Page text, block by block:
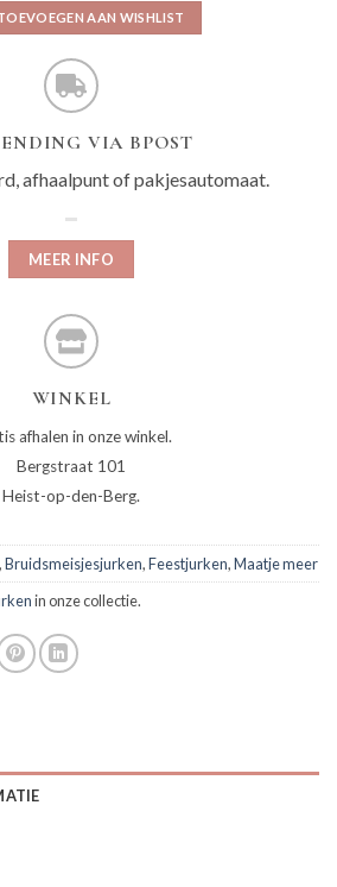
AAN WISHLIST
VIA BPOST
afhaalpunt of pakjesautomaat.
MEER INFO
WINKEL
afhalen in onze winkel.
Bergstraat 101
Heist-op-den-Berg.
,Bruidsmeisjesjurken,Feestjurken,Maatje meer
in onze collectie.